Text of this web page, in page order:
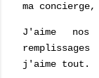
ma
J'aime
j'aime tout.